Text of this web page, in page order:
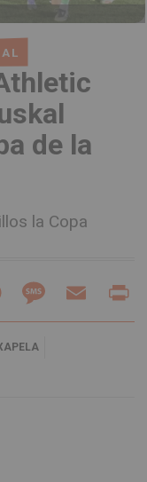
de la
la Copa
WhatsAppMessageEmail